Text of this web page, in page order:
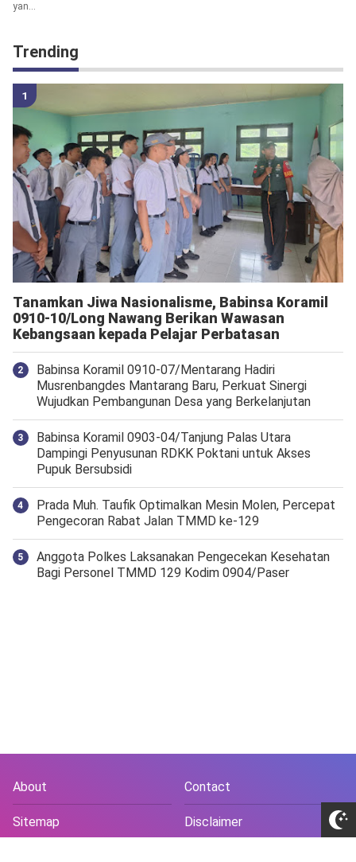
yan...
Trending
Tanamkan Jiwa Nasionalisme, Babinsa Koramil
0910-10/Long Nawang Berikan Wawasan
Kebangsaan kepada Pelajar Perbatasan
Babinsa Koramil 0910-07/Mentarang Hadiri
Musrenbangdes Mantarang Baru, Perkuat Sinergi
Wujudkan Pembangunan Desa yang Berkelanjutan
‎Babinsa Koramil 0903-04/Tanjung Palas Utara
Dampingi Penyusunan RDKK Poktani untuk Akses
Pupuk Bersubsidi
Prada Muh. Taufik Optimalkan Mesin Molen, Percepat
Pengecoran Rabat Jalan TMMD ke-129
Anggota Polkes Laksanakan Pengecekan Kesehatan
Bagi Personel TMMD 129 Kodim 0904/Paser
About Contact
Sitemap Disclaimer